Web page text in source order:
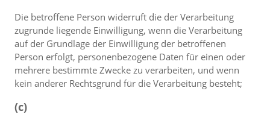
Die betroffene Person widerruft die der Verarbeitung
zugrunde liegende Einwilligung, wenn die Verarbeitung
auf der Grundlage der Einwilligung der betroffenen
Person erfolgt, personenbezogene Daten für einen oder
mehrere bestimmte Zwecke zu verarbeiten, und wenn
kein anderer Rechtsgrund für die Verarbeitung besteht;
(c)